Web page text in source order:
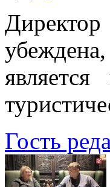
Гость